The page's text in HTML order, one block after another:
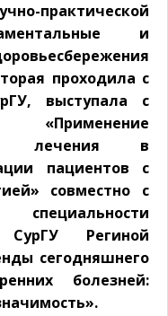
практической
и
проходила с
выступала с
лечения в
пациентов с
совместно с
Региной
сегодняшнего
болезней: